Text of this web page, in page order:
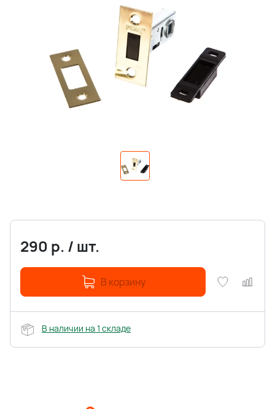
290 р. / шт.
В корзину
В наличии на 1 складе